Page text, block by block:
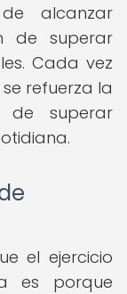
alcanzar
de superar
Cada vez
refuerza la
superar
el ejercicio
es porque